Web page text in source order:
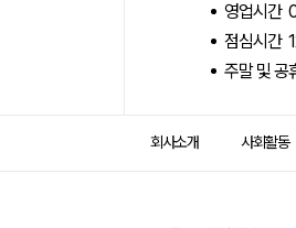
영업시간
점심시간
주말 및 공
회사소개 사회활동